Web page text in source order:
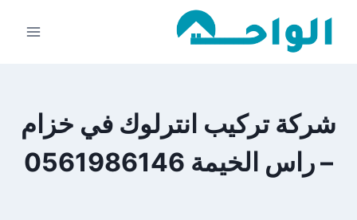
شركة تركيب انترلوك في خزام
– راس الخيمة 0561986146